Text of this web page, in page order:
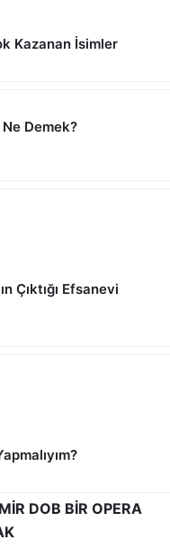
Kazanan İsimler
Demek?
Çıktığı Efsanevi
DOB BİR OPERA